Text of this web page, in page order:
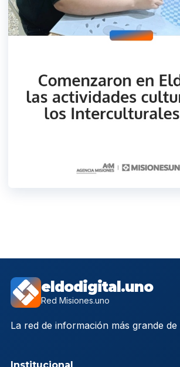
eldodigital.uno
Red Misiones.uno
La red de información más grande de